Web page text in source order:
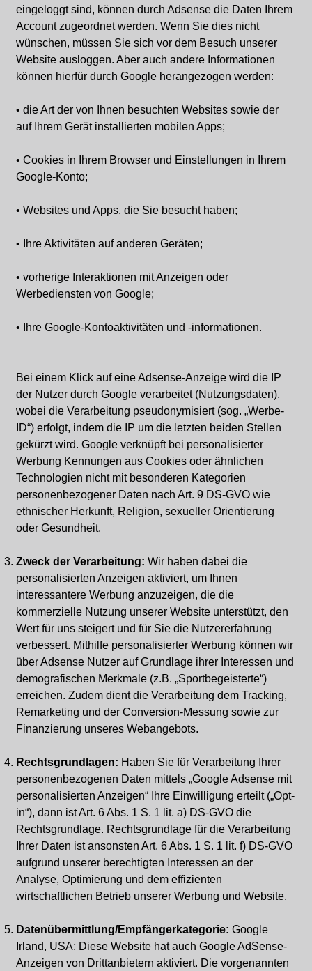
eingeloggt sind, können durch Adsense die Daten Ihrem
Account zugeordnet werden. Wenn Sie dies nicht
wünschen, müssen Sie sich vor dem Besuch unserer
Website ausloggen. Aber auch andere Informationen
können hierfür durch Google herangezogen werden:
• die Art der von Ihnen besuchten Websites sowie der
auf Ihrem Gerät installierten mobilen Apps;
• Cookies in Ihrem Browser und Einstellungen in Ihrem
Google-Konto;
• Websites und Apps, die Sie besucht haben;
• Ihre Aktivitäten auf anderen Geräten;
• vorherige Interaktionen mit Anzeigen oder
Werbediensten von Google;
• Ihre Google-Kontoaktivitäten und -informationen.
Bei einem Klick auf eine Adsense-Anzeige wird die IP
der Nutzer durch Google verarbeitet (Nutzungsdaten),
wobei die Verarbeitung pseudonymisiert (sog. „Werbe-
ID“) erfolgt, indem die IP um die letzten beiden Stellen
gekürzt wird. Google verknüpft bei personalisierter
Werbung Kennungen aus Cookies oder ähnlichen
Technologien nicht mit besonderen Kategorien
personenbezogener Daten nach Art. 9 DS-GVO wie
ethnischer Herkunft, Religion, sexueller Orientierung
oder Gesundheit.
Zweck der Verarbeitung: Wir haben dabei die
personalisierten Anzeigen aktiviert, um Ihnen
interessantere Werbung anzuzeigen, die die
kommerzielle Nutzung unserer Website unterstützt, den
Wert für uns steigert und für Sie die Nutzererfahrung
verbessert. Mithilfe personalisierter Werbung können wir
über Adsense Nutzer auf Grundlage ihrer Interessen und
demografischen Merkmale (z.B. „Sportbegeisterte“)
erreichen. Zudem dient die Verarbeitung dem Tracking,
Remarketing und der Conversion-Messung sowie zur
Finanzierung unseres Webangebots.
Rechtsgrundlagen: Haben Sie für Verarbeitung Ihrer
personenbezogenen Daten mittels „Google Adsense mit
personalisierten Anzeigen“ Ihre Einwilligung erteilt („Opt-
in“), dann ist Art. 6 Abs. 1 S. 1 lit. a) DS-GVO die
Rechtsgrundlage. Rechtsgrundlage für die Verarbeitung
Ihrer Daten ist ansonsten Art. 6 Abs. 1 S. 1 lit. f) DS-GVO
aufgrund unserer berechtigten Interessen an der
Analyse, Optimierung und dem effizienten
wirtschaftlichen Betrieb unserer Werbung und Website.
Datenübermittlung/Empfängerkategorie: Google
Irland, USA; Diese Website hat auch Google AdSense-
Anzeigen von Drittanbietern aktiviert. Die vorgenannten